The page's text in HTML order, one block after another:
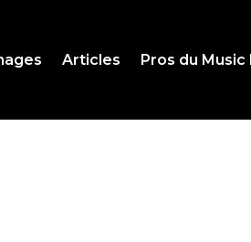
Articles Pros du Music